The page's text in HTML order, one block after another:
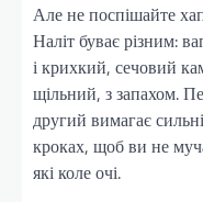
Але не поспішайте
Наліт буває різним:
і крихкий, сечовий
щільний, з запахом.
другий вимагає
кроках, щоб ви не
які коле очі.